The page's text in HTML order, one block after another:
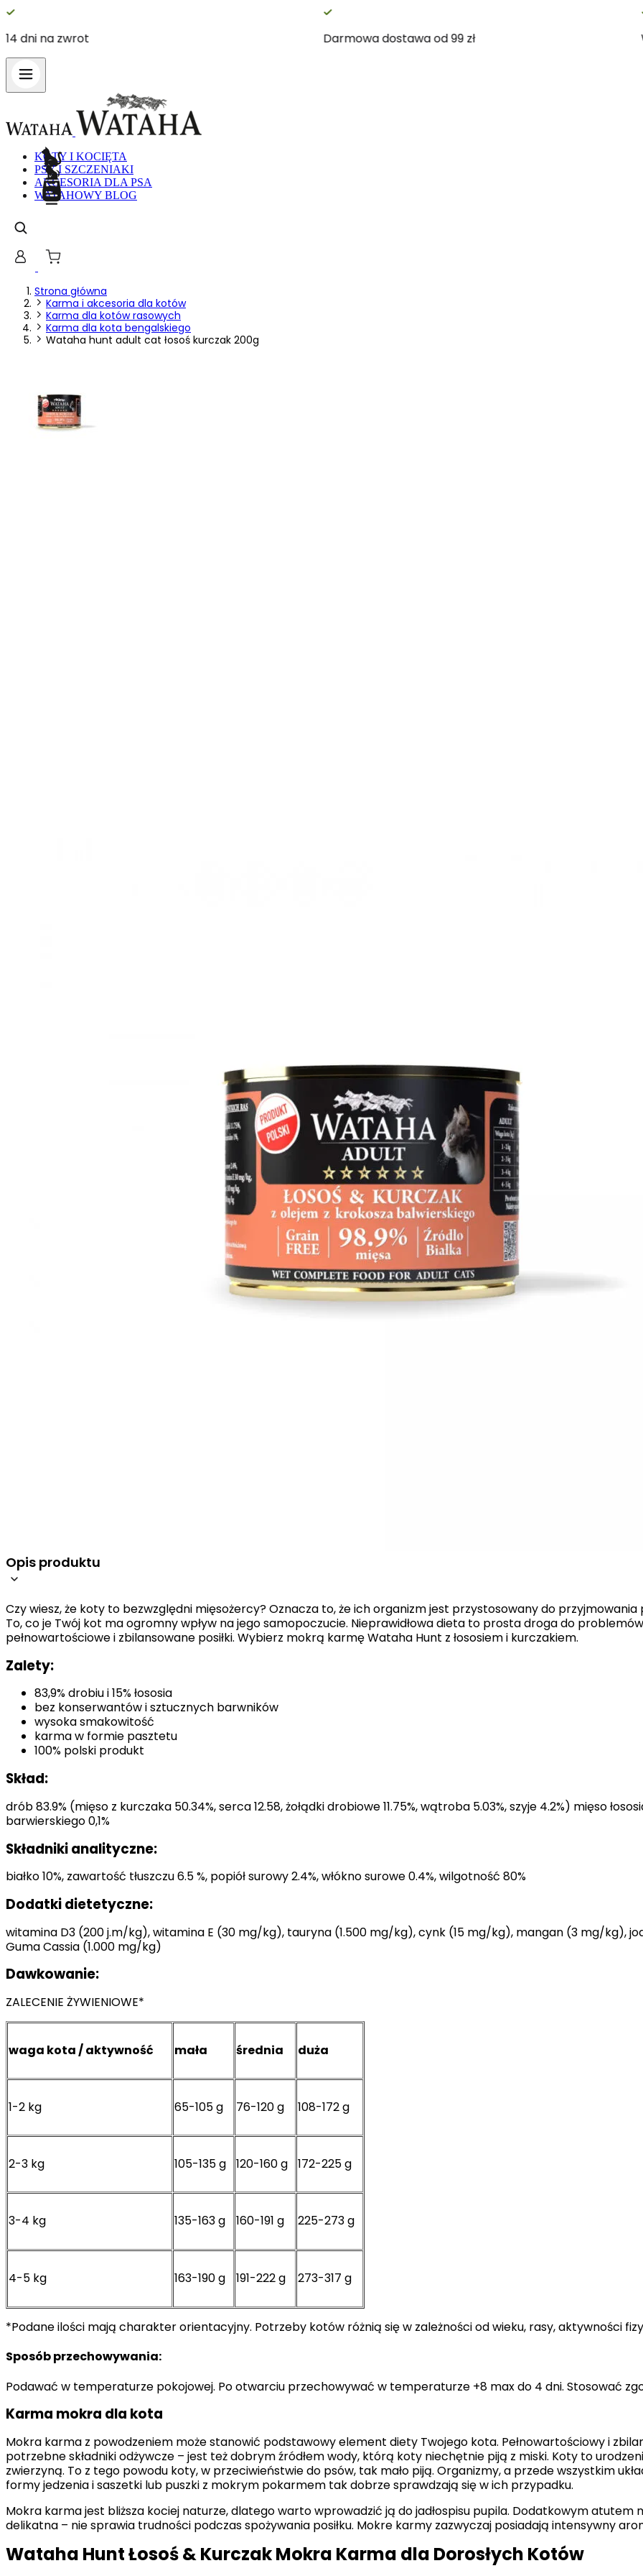
14 dni na zwrot Darmowa dostawa od 99 zł
KOTY I KOCIĘTA
PSY I SZCZENIAKI
AKCESORIA DLA PSA
WATAHOWY BLOG
Strona główna
Karma i akcesoria dla kotów
Karma dla kotów rasowych
Karma dla kota bengalskiego
Wataha hunt adult cat łosoś kurczak 200g
Opis produktu
Czy wiesz, że koty to bezwzględni mięsożercy? Oznacza to, że ich organizm jest przystosowany do przyjmowania
To, co je Twój kot ma ogromny wpływ na jego samopoczucie. Nieprawidłowa dieta to prosta droga do
pełnowartościowe i zbilansowane posiłki. Wybierz mokrą karmę Wataha Hunt z łososiem i kurczakiem.
Zalety:
83,9% drobiu i 15% łososia
bez konserwantów i sztucznych barwników
wysoka smakowitość
karma w formie pasztetu
100% polski produkt
Skład:
drób 83.9% (mięso z kurczaka 50.34%, serca 12.58, żołądki drobiowe 11.75%, wątroba 5.03%, szyje 4.2%) mięso
barwierskiego 0,1%
Składniki analityczne:
białko 10%, zawartość tłuszczu 6.5 %, popiół surowy 2.4%, włókno surowe 0.4%, wilgotność 80%
Dodatki dietetyczne:
witamina D3 (200 j.m/kg), witamina E (30 mg/kg), tauryna (1.500 mg/kg), cynk (15 mg/kg), mangan (3 mg/kg),
Guma Cassia (1.000 mg/kg)
Dawkowanie:
ZALECENIE ŻYWIENIOWE*
waga kota / aktywność mała średnia duża
1-2 kg 65-105 g 76-120 g 108-172 g
2-3 kg 105-135 g 120-160 g 172-225 g
3-4 kg 135-163 g 160-191 g 225-273 g
4-5 kg 163-190 g 191-222 g 273-317 g
*Podane ilości mają charakter orientacyjny. Potrzeby kotów różnią się w zależności od wieku, rasy, aktywności
Sposób przechowywania:
Podawać w temperaturze pokojowej. Po otwarciu przechowywać w temperaturze +8 max do 4 dni. Stosować
Karma mokra dla kota
Mokra karma z powodzeniem może stanowić podstawowy element diety Twojego kota. Pełnowartościowy i
potrzebne składniki odżywcze – jest też dobrym źródłem wody, którą koty niechętnie piją z miski. Koty to
zwierzyną. To z tego powodu koty, w przeciwieństwie do psów, tak mało piją. Organizmy, a przede wszystkim
formy jedzenia i saszetki lub puszki z mokrym pokarmem tak dobrze sprawdzają się w ich przypadku.
Mokra karma jest bliższa kociej naturze, dlatego warto wprowadzić ją do jadłospisu pupila. Dodatkowym
delikatna – nie sprawia trudności podczas spożywania posiłku. Mokre karmy zazwyczaj posiadają intensywny
Wataha Hunt Łosoś & Kurczak Mokra Karma dla Dorosłych Kotów
Statystyka
Marketing
Nieklasyfikowane pliki cookie, to pliki, które są w procesie klasyfikowania, wraz z dostawcami